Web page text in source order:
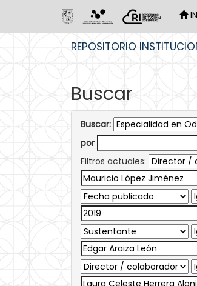
REPOSITORIO
Buscar
Buscar:
por
Filtros actuales: